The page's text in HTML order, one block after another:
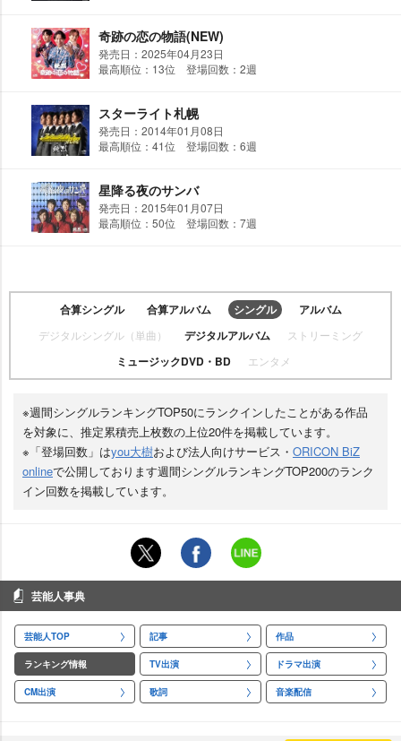
奇跡の恋の物語(NEW)
発売日：2025年04月23日
最高順位：13位 登場回数：2週
スターライト札幌
発売日：2014年01月08日
最高順位：41位 登場回数：6週
星降る夜のサンバ
発売日：2015年01月07日
最高順位：50位 登場回数：7週
合算シングル 合算アルバム シングル アルバム
デジタルシングル（単曲） デジタルアルバム ストリーミング
ミュージックDVD・BD エンタメ
※週間シングルランキングTOP50にランクインしたことがある作品
を対象に、推定累積売上枚数の上位20件を掲載しています。
※「登場回数」はyou大樹および法人向けサービス・ ORICON BiZ
onlineで公開しております週間シングルランキングTOP200のランク
イン回数を掲載しています。
芸能人事典
芸能人TOP 記事 作品
ランキング情報 TV出演 ドラマ出演
CM出演 歌詞 音楽配信